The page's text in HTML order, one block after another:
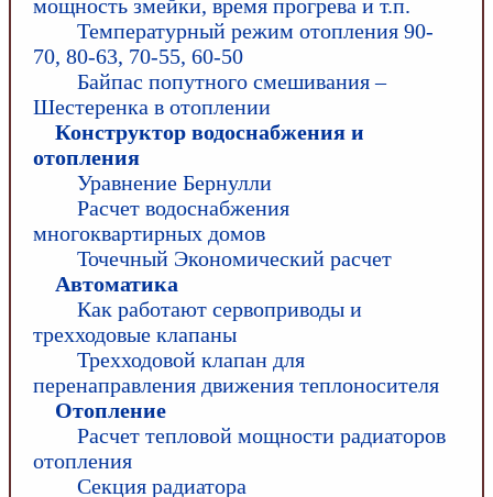
мощность змейки, время прогрева и т.п.
Температурный режим отопления 90-
70, 80-63, 70-55, 60-50
Байпас попутного смешивания –
Шестеренка в отоплении
Конструктор водоснабжения и
отопления
Уравнение Бернулли
Расчет водоснабжения
многоквартирных домов
Точечный Экономический расчет
Автоматика
Как работают сервоприводы и
трехходовые клапаны
Трехходовой клапан для
перенаправления движения теплоносителя
Отопление
Расчет тепловой мощности радиаторов
отопления
Секция радиатора